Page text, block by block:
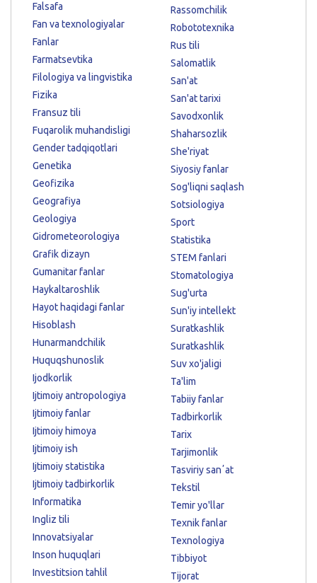
Falsafa
Fan va texnologiyalar
Fanlar
Farmatsevtika
Filologiya va lingvistika
Fizika
Fransuz tili
Fuqarolik muhandisligi
Gender tadqiqotlari
Genetika
Geofizika
Geografiya
Geologiya
Gidrometeorologiya
Grafik dizayn
Gumanitar fanlar
Haykaltaroshlik
Hayot haqidagi fanlar
Hisoblash
Hunarmandchilik
Huquqshunoslik
Ijodkorlik
Ijtimoiy antropologiya
Ijtimoiy fanlar
Ijtimoiy himoya
Ijtimoiy ish
Ijtimoiy statistika
Ijtimoiy tadbirkorlik
Informatika
Ingliz tili
Innovatsiyalar
Inson huquqlari
Investitsion tahlil
Rassomchilik
Robototexnika
Rus tili
Salomatlik
San'at
San'at tarixi
Savodxonlik
Shaharsozlik
She'riyat
Siyosiy fanlar
Sog'liqni saqlash
Sotsiologiya
Sport
Statistika
STEM fanlari
Stomatologiya
Sug'urta
Sun'iy intellekt
Suratkashlik
Suratkashlik
Suv xo'jaligi
Ta'lim
Tabiiy fanlar
Tadbirkorlik
Tarix
Tarjimonlik
Tasviriy sanʼat
Tekstil
Temir yo'llar
Texnik fanlar
Texnologiya
Tibbiyot
Tijorat